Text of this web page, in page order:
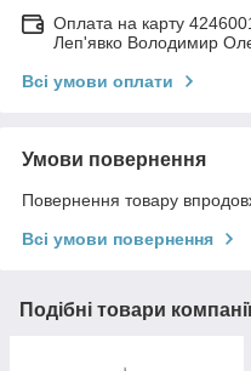
Оплата на карту
Леп'явко Володимир
Всі умови оплати
Умови повернення
Повернення товару
Всі умови повернення
Подібні товари